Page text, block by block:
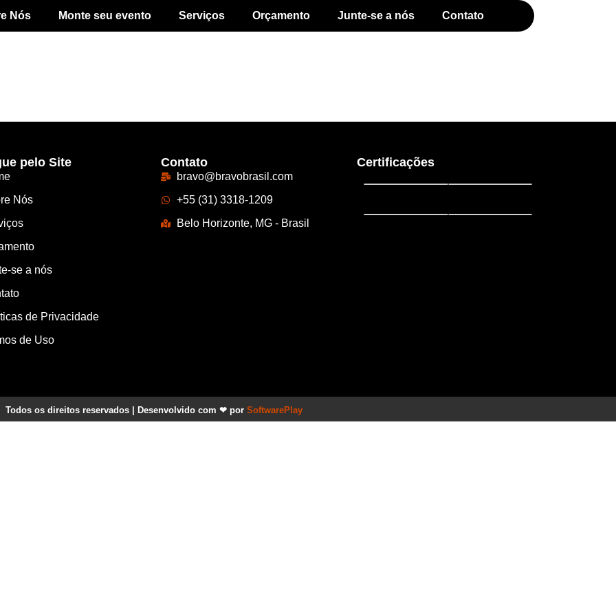
Nós Monte seu evento Serviços Orçamento Junte-se a nós Contato
pelo Site
Nós
se a nós
de Privacidade
de Uso
Contato
bravo@bravobrasil.com
+55 (31) 3318-1209
Belo Horizonte, MG - Brasil
Certificações
Todos os direitos reservados | Desenvolvido com ❤ por SoftwarePlay